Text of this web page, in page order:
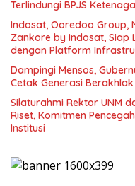
Terlindungi BPJS
Indosat, Ooredoo Group,
Zankore by Indosat, Siap
dengan Platform
Dampingi Mensos,
Cetak Generasi
Silaturahmi Rektor UNM
Riset, Komitmen
Institusi